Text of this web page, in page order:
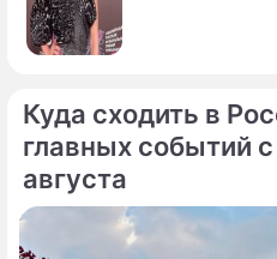
Куда сходить в
главных событий
августа